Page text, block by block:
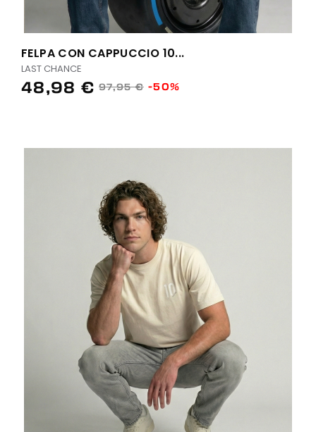
FELPA CON CAPPUCCIO 10...
LAST CHANCE
48,98 € 97,95 € -50%